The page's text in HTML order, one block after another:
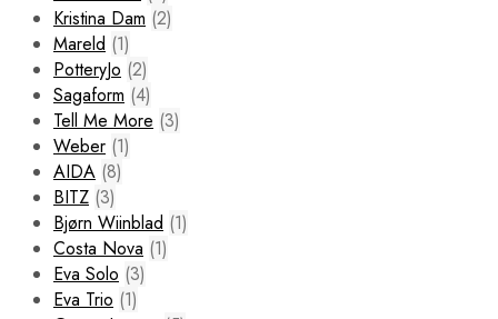
Kristina Dam (2)
Mareld (1)
PotteryJo (2)
Sagaform (4)
Tell Me More (3)
Weber (1)
AIDA (8)
BITZ (3)
Bjørn Wiinblad (1)
Costa Nova (1)
Eva Solo (3)
Eva Trio (1)